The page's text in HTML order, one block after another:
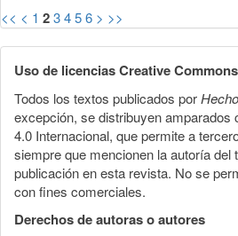
<< < 1 23456 > >>
Uso de licencias Creative
Todos los textos publicados por
excepción, se distribuyen amparados
4.0 Internacional, que permite a
siempre que mencionen la autoría del
publicación en esta revista. No se
con fines comerciales.
Derechos de autoras o autores